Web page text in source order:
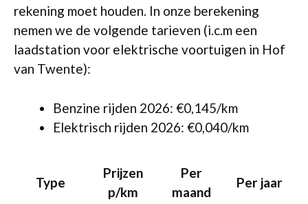
rekening moet houden. In onze berekening
nemen we de volgende tarieven (i.c.m een
laadstation voor elektrische voortuigen in Hof
van Twente):
Benzine rijden 2026: €0,145/km
Elektrisch rijden 2026: €0,040/km
Type
Prijzen
p/km
Per
maand
Per jaar